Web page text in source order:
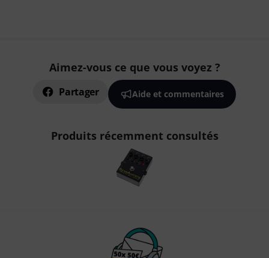
Aimez-vous ce que vous voyez ?
Partager Aide et commentaires
Produits récemment consultés